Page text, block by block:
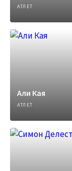
АТЛЕТ
Али Кая
АТЛЕТ